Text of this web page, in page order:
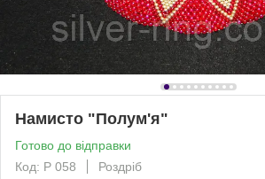
Намисто "Полум'я"
Готово до відправки
Код: Р 058
Роздріб